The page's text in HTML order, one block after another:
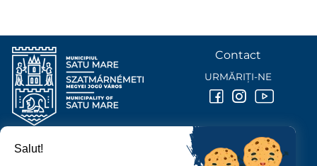
PRIMĂRIA MUNICIPIULUI
Contact
URMĂRIȚI-NE
Salut!